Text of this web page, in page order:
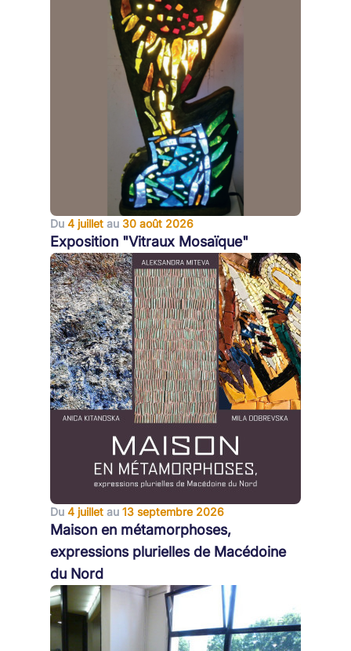
Du 4 juillet au 30 août 2026
Exposition "Vitraux Mosaïque"
Du 4 juillet au 13 septembre 2026
Maison en métamorphoses,
expressions plurielles de Macédoine
du Nord